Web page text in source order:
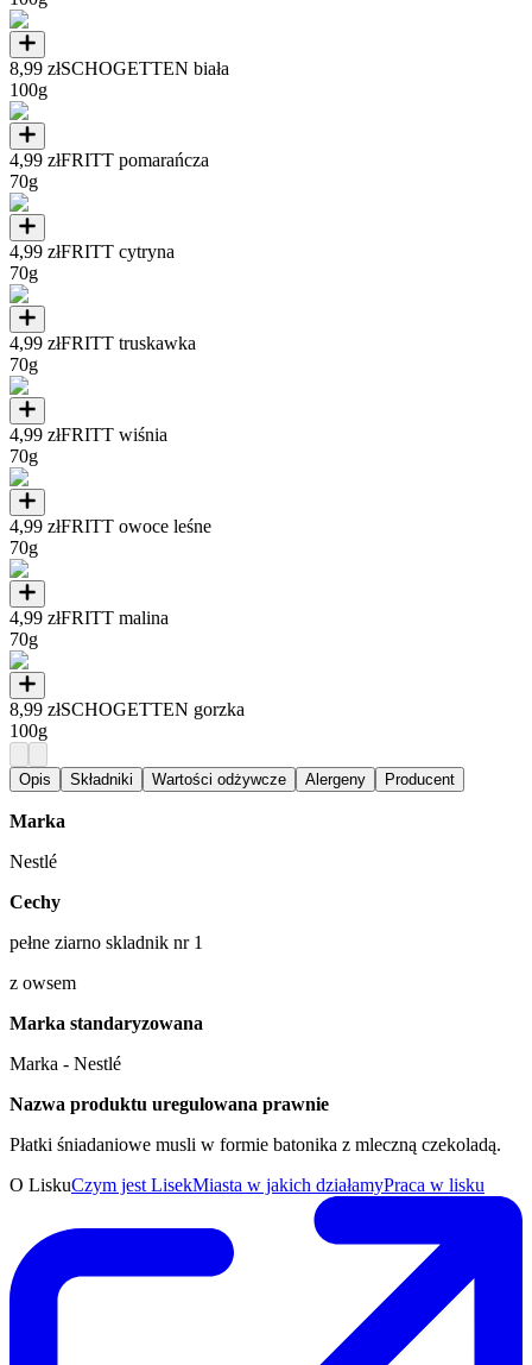
8,99 złSCHOGETTEN biała
100g
4,99 złFRITT pomarańcza
70g
4,99 złFRITT cytryna
70g
4,99 złFRITT truskawka
70g
4,99 złFRITT wiśnia
70g
4,99 złFRITT owoce leśne
70g
4,99 złFRITT malina
70g
8,99 złSCHOGETTEN gorzka
100g
Opis Składniki Wartości odżywcze Alergeny Producent
Marka
Nestlé
Cechy
pełne ziarno skladnik nr 1
z owsem
Marka standaryzowana
Marka - Nestlé
Nazwa produktu uregulowana prawnie
Płatki śniadaniowe musli w formie batonika z mleczną czekoladą.
O LiskuCzym jest LisekMiasta w jakich działamyPraca w lisku